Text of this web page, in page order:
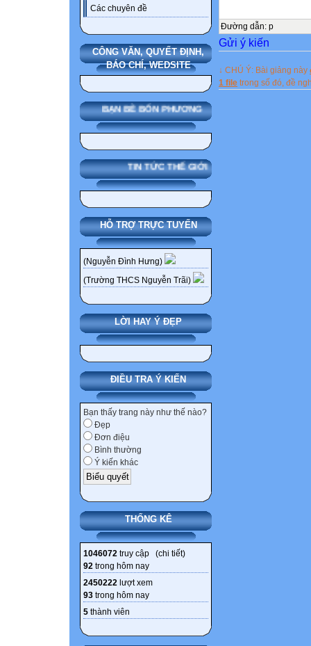
Các chuyên đề
CÔNG VĂN, QUYẾT ĐỊNH,
BÁO CHÍ, WEDSITE
BẠN BÈ BỐN PHƯƠNG
TIN TỨC THẾ GIỚI
HỖ TRỢ TRỰC TUYẾN
(Nguyễn Đình Hưng)
(Trường THCS Nguyễn Trãi)
LỜI HAY Ý ĐẸP
ĐIỀU TRA Ý KIẾN
Bạn thấy trang này như thế nào?
Đẹp
Đơn điệu
Bình thường
Ý kiến khác
THỐNG KÊ
1046072 truy cập (chi tiết)
92 trong hôm nay
2450222 lượt xem
93 trong hôm nay
5 thành viên
Đường dẫn: p
Gửi ý kiến
↓ CHÚ Ý: Bài giảng này
1 file trong số đó, đề